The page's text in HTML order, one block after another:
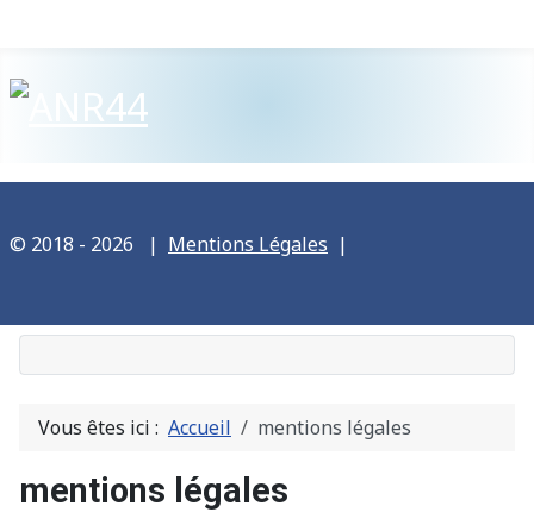
Vous êtes ici : Accueil mentions légales
mentions légales
© 2018 - 2026 | Mentions Légales |